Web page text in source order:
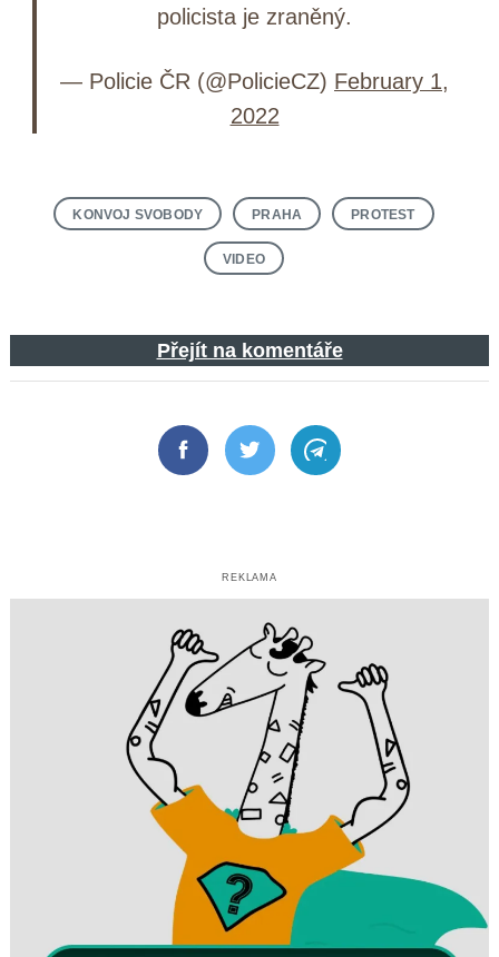
policista je zraněný.
— Policie ČR (@PolicieCZ) February 1,
2022
KONVOJ SVOBODY PRAHA PROTEST
VIDEO
Přejít na komentáře
FacebookTwitter Telegram
REKLAMA